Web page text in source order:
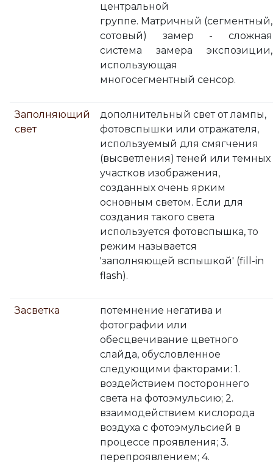
центральной
группе. Матричный (сегментный,
сотовый) замер - сложная
система замера экспозиции,
использующая
многосегментный сенсор.
Заполняющий
свет
дополнительный свет от лампы,
фотовспышки или отражателя,
используемый для смягчения
(высветления) теней или темных
участков изображения,
созданных очень ярким
основным светом. Если для
создания такого света
используется фотовспышка, то
режим называется
'заполняющей вспышкой' (fill-in
flash).
Засветка
потемнение негатива и
фотографии или
обесцвечивание цветного
слайда, обусловленное
следующими факторами: 1.
воздействием постороннего
света на фотоэмульсию; 2.
взаимодействием кислорода
воздуха с фотоэмульсией в
процессе проявления; 3.
перепроявлением; 4.